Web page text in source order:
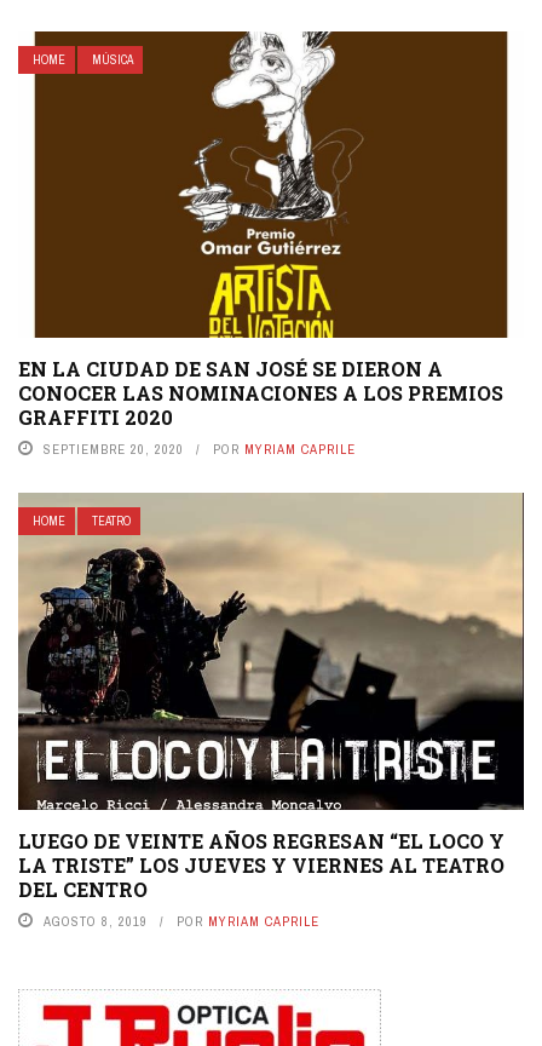
HOME MÚSICA
EN LA CIUDAD DE SAN JOSÉ SE DIERON A
CONOCER LAS NOMINACIONES A LOS PREMIOS
GRAFFITI 2020
SEPTIEMBRE 20, 2020 POR MYRIAM CAPRILE
HOME TEATRO
LUEGO DE VEINTE AÑOS REGRESAN “EL LOCO Y
LA TRISTE” LOS JUEVES Y VIERNES AL TEATRO
DEL CENTRO
AGOSTO 8, 2019 POR MYRIAM CAPRILE